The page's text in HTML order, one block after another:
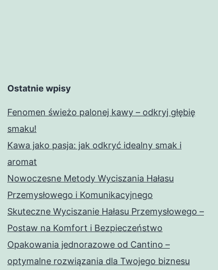
Ostatnie wpisy
Fenomen świeżo palonej kawy – odkryj głębię
smaku!
Kawa jako pasja: jak odkryć idealny smak i
aromat
Nowoczesne Metody Wyciszania Hałasu
Przemysłowego i Komunikacyjnego
Skuteczne Wyciszanie Hałasu Przemysłowego –
Postaw na Komfort i Bezpieczeństwo
Opakowania jednorazowe od Cantino –
optymalne rozwiązania dla Twojego biznesu